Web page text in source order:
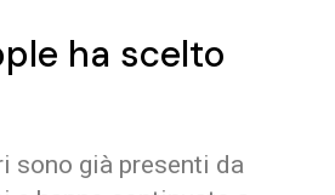
ha scelto
sono già presenti da